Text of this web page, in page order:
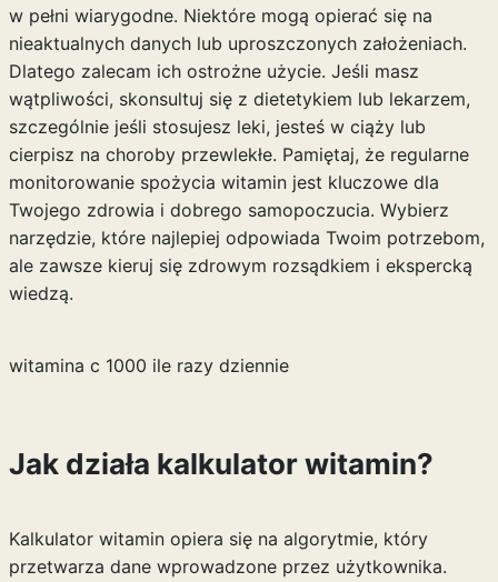
w pełni wiarygodne. Niektóre mogą opierać się na
nieaktualnych danych lub uproszczonych założeniach.
Dlatego zalecam ich ostrożne użycie. Jeśli masz
wątpliwości, skonsultuj się z dietetykiem lub lekarzem,
szczególnie jeśli stosujesz leki, jesteś w ciąży lub
cierpisz na choroby przewlekłe. Pamiętaj, że regularne
monitorowanie spożycia witamin jest kluczowe dla
Twojego zdrowia i dobrego samopoczucia. Wybierz
narzędzie, które najlepiej odpowiada Twoim potrzebom,
ale zawsze kieruj się zdrowym rozsądkiem i ekspercką
wiedzą.
witamina c 1000 ile razy dziennie
Jak działa kalkulator witamin?
Kalkulator witamin opiera się na algorytmie, który
przetwarza dane wprowadzone przez użytkownika.